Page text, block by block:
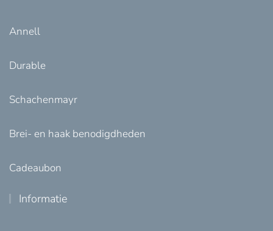
Annell
Durable
Schachenmayr
Brei- en haak benodigdheden
Cadeaubon
Informatie